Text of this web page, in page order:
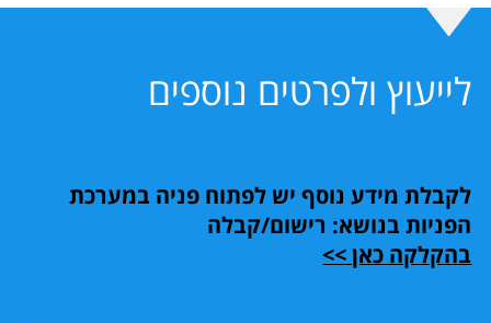
לייעוץ ולפרטים נוספים
לקבלת מידע נוסף יש לפתוח פניה במערכת
הפניות בנושא: רישום/קבלה
בהקלקה כאן >>